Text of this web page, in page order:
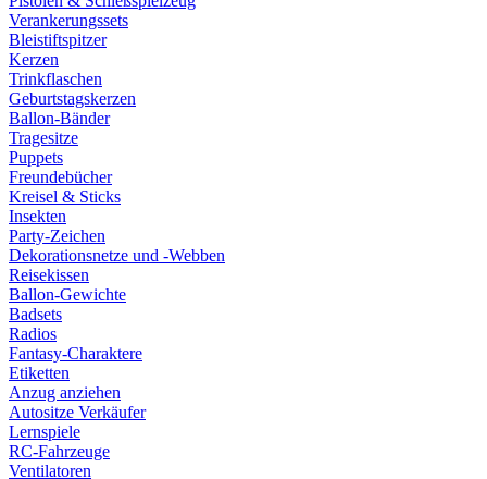
Verankerungssets
Bleistiftspitzer
Kerzen
Trinkflaschen
Geburtstagskerzen
Ballon-Bänder
Tragesitze
Puppets
Freundebücher
Kreisel & Sticks
Insekten
Party-Zeichen
Dekorationsnetze und -Webben
Reisekissen
Ballon-Gewichte
Badsets
Radios
Fantasy-Charaktere
Etiketten
Anzug anziehen
Autositze Verkäufer
Lernspiele
RC-Fahrzeuge
Ventilatoren